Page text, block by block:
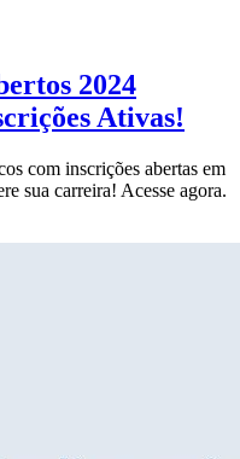
2024
Ativas!
com inscrições abertas em
sua carreira! Acesse agora.